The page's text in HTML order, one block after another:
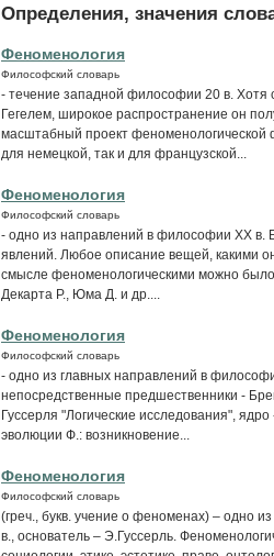
Определения, значения
Феноменология
Философский словарь
- течение западной философии 20 в.
Гегелем, широкое распространение он
масштабный проект феноменологической
для немецкой, так и для французской...
Феноменология
Философский словарь
- одно из направлений в философии XX в.
явлений. Любое описание вещей, какими
смысле феноменологическими можно
Декарта Р., Юма Д. и др....
Феноменология
Философский словарь
- одно из главных направлений в
непосредственные предшественники -
Гуссерля "Логические исследования",
эволюции Ф.: возникновение...
Феноменология
Философский словарь
(греч., букв. учение о феноменах) – одно
в., основатель – Э.Гуссерль.